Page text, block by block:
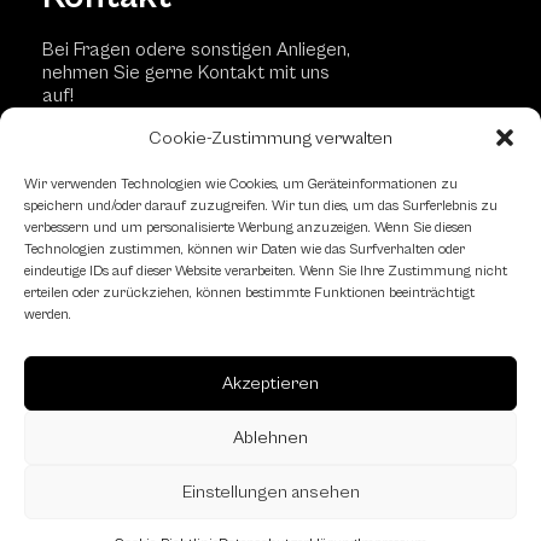
Cookie-Zustimmung verwalten
Wir verwenden Technologien wie Cookies, um Geräteinformationen zu
speichern und/oder darauf zuzugreifen. Wir tun dies, um das Surferlebnis zu
verbessern und um personalisierte Werbung anzuzeigen. Wenn Sie diesen
Technologien zustimmen, können wir Daten wie das Surfverhalten oder
eindeutige IDs auf dieser Website verarbeiten. Wenn Sie Ihre Zustimmung nicht
erteilen oder zurückziehen, können bestimmte Funktionen beeinträchtigt
werden.
Akzeptieren
Ablehnen
Einstellungen ansehen
Bei Fragen odere sonstigen Anliegen,
nehmen Sie gerne Kontakt mit uns
auf!
Kontaktformular
Schachfreundliche Lokale